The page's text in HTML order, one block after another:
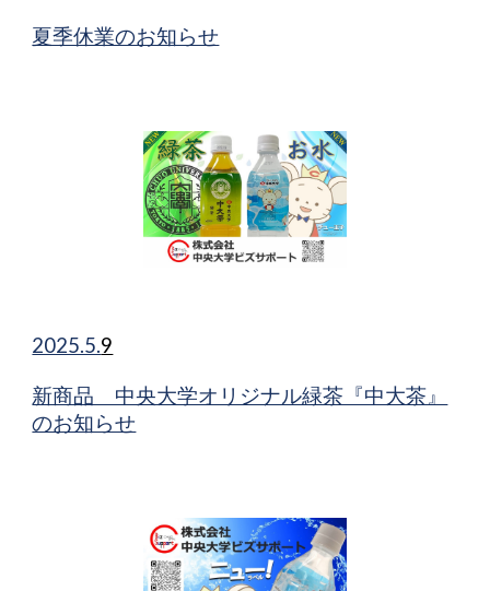
夏季休業のお知らせ
2025.5.9
新商品 中央大学オリジナル緑茶『中大茶』
のお知らせ